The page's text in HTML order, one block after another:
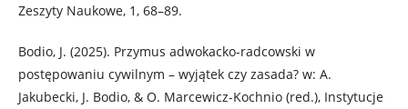
Zeszyty Naukowe, 1, 68–89.
Bodio, J. (2025). Przymus adwokacko-radcowski w
postępowaniu cywilnym – wyjątek czy zasada? w: A.
Jakubecki, J. Bodio, & O. Marcewicz-Kochnio (red.), Instytucje